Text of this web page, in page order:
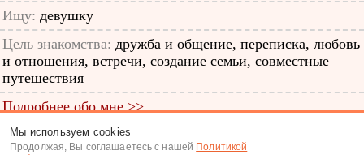
Ищу: девушку
Цель знакомства: дружба и общение, переписка, любовь
и отношения, встречи, создание семьи, совместные
путешествия
Подробнее обо мне >>
ID анкеты: 12035202
Мы используем cookies
Продолжая, Вы соглашаетесь с нашей Политикой